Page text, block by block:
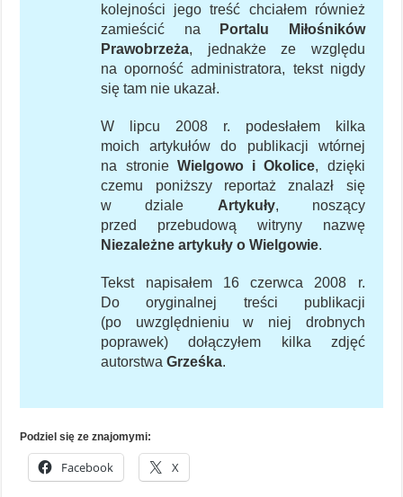
kolejności jego treść chciałem również
zamieścić na
Portalu Miłośników
Prawobrzeża, jednakże ze względu
na oporność administratora, tekst nigdy
się tam nie ukazał.
W lipcu 2008 r. podesłałem kilka
moich artykułów do publikacji wtórnej
na stronie Wielgowo i Okolice, dzięki
czemu poniższy reportaż znalazł się
w dziale Artykuły, noszący
przed przebudową witryny nazwę
Niezależne artykuły o Wielgowie.
Tekst napisałem 16 czerwca 2008 r.
Do oryginalnej treści publikacji
(po uwzględnieniu w niej drobnych
poprawek) dołączyłem kilka zdjęć
autorstwaGrześka.
Podziel się ze znajomymi:
Facebook X